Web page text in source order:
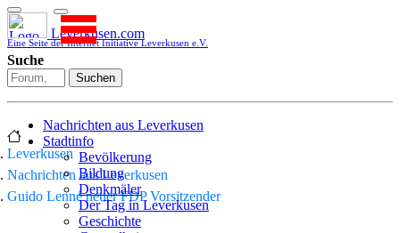
Leverkusen.com
Eine Seite der Internet Initiative Leverkusen e.V.
Suche
Suchen
Nachrichten aus Leverkusen
Stadtinfo
Bevölkerung
Bildung
Denkmäler
Der Tag in Leverkusen
Geschichte
Leverkusen
Nachrichten aus Leverkusen
Guido Lenné neuer FDP Vorsitzender